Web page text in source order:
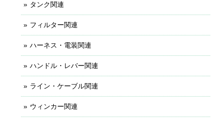
タンク関連
フィルター関連
ハーネス・電装関連
ハンドル・レバー関連
ライン・ケーブル関連
ウィンカー関連